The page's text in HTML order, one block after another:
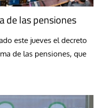
de las pensiones
este jueves el decreto
de las pensiones, que